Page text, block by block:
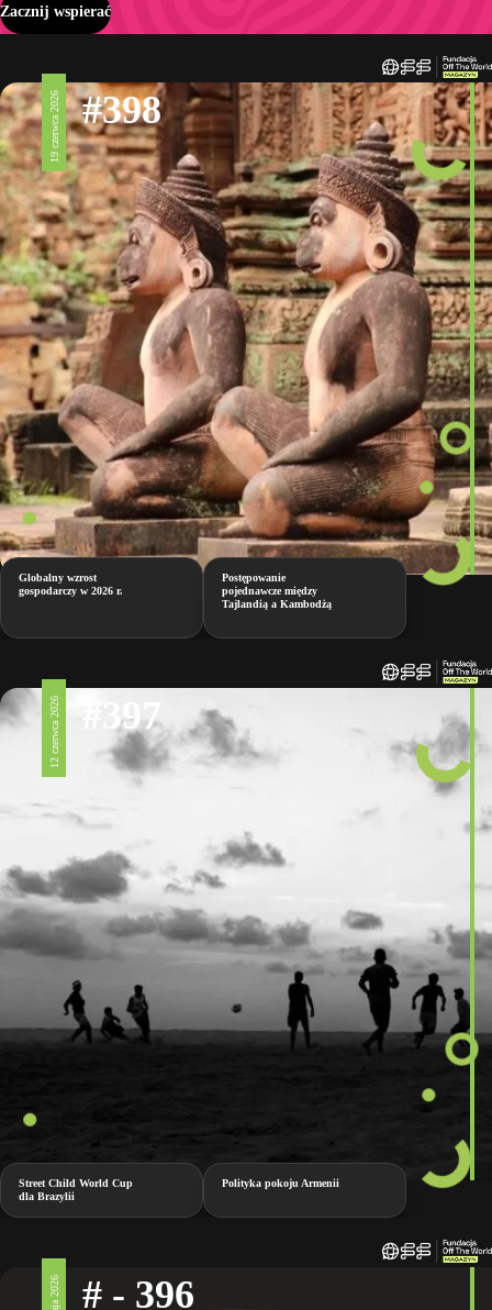
Zacznij wspierać
19 czerwca 2026 #398
Globalny wzrost
gospodarczy w 2026 r.
Postępowanie
pojednawcze między
Tajlandią a Kambodżą
12 czerwca 2026 #397
Street Child World Cup
dla Brazylii
Polityka pokoju Armenii
# - 396